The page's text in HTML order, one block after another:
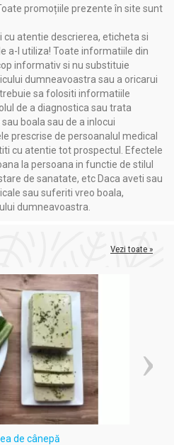
promoțiile prezente în site sunt
cu atentie descrierea, eticheta si
a-l utiliza! Toate informatiile din
informativ si nu substituie
dumneavoastra sau a oricarui
sa folositi informatiile
de a diagnostica sau trata
boala sau de a inlocui
prescrise de persoanalul medical
cu atentie tot prospectul. Efectele
la persoana in functie de stilul
de sanatate, etc Daca aveti sau
sau suferiti vreo boala,
dumneavoastra.
Vezi toate »
de cânepă